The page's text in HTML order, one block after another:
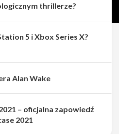
thrillerze?
5 i Xbox Series X?
Alan Wake
– oficjalna zapowiedź
2021